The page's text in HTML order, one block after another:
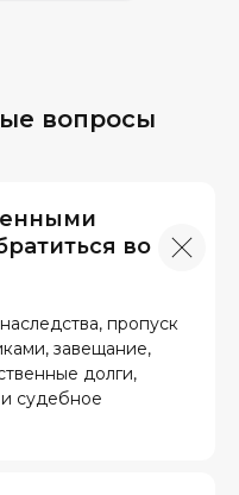
вопросы
во
пропуск
завещание,
долги,
судебное